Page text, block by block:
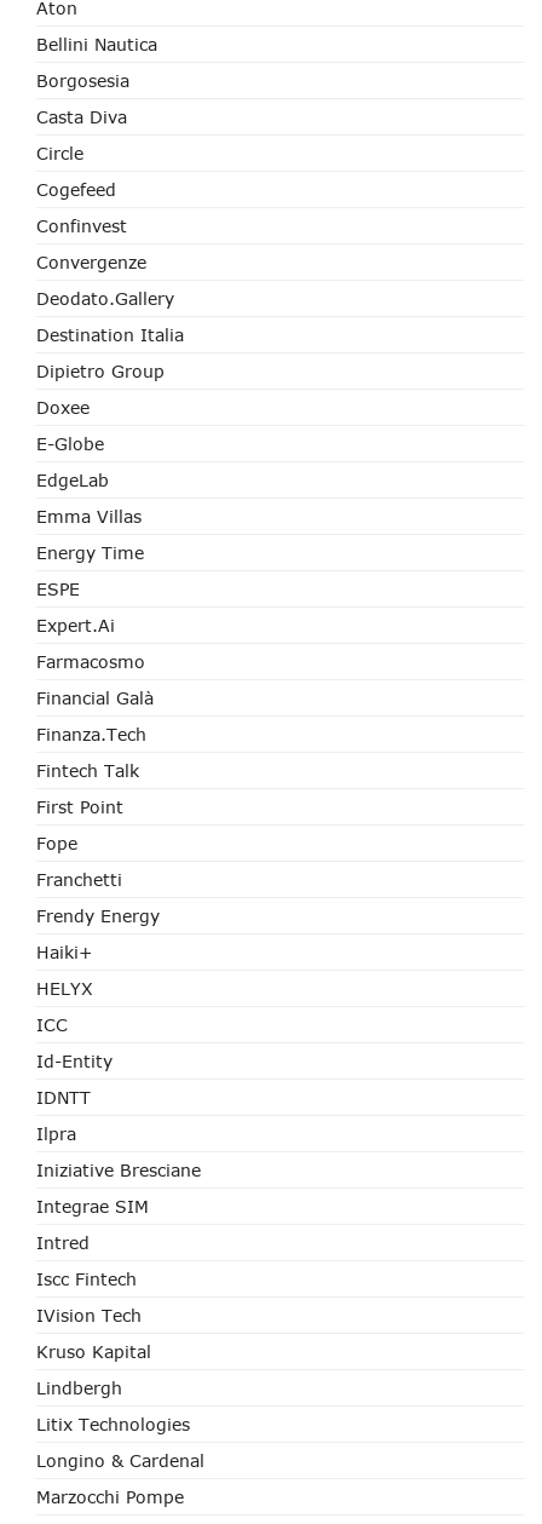
Aton
Bellini Nautica
Borgosesia
Casta Diva
Circle
Cogefeed
Confinvest
Convergenze
Deodato.Gallery
Destination Italia
Dipietro Group
Doxee
E-Globe
EdgeLab
Emma Villas
Energy Time
ESPE
Expert.ai
Farmacosmo
Financial Galà
Finanza.tech
Fintech Talk
First Point
Fope
Franchetti
Frendy Energy
Haiki+
HELYX
ICC
Id-Entity
IDNTT
Ilpra
Iniziative Bresciane
Integrae SIM
Intred
Iscc Fintech
IVision Tech
Kruso Kapital
Lindbergh
Litix Technologies
Longino & Cardenal
Marzocchi Pompe